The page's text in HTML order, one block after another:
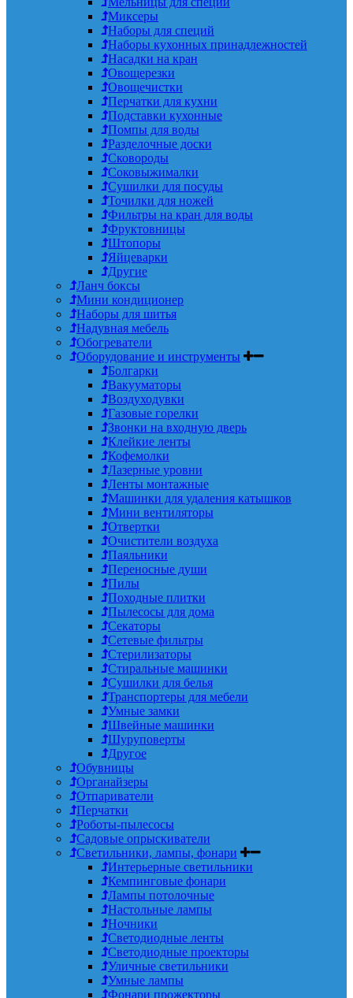
Миксеры
Наборы для специй
Наборы кухонных принадлежностей
Насадки на кран
Овощерезки
Овощечистки
Перчатки для кухни
Подставки кухонные
Помпы для воды
Разделочные доски
Сковороды
Соковыжималки
Сушилки для посуды
Точилки для ножей
Фильтры на кран для воды
Фруктовницы
Штопоры
Яйцеварки
Другие
Ланч боксы
Мини кондиционер
Наборы для шитья
Надувная мебель
Обогреватели
Оборудование и инструменты
Болгарки
Вакууматоры
Воздуходувки
Газовые горелки
Звонки на входную дверь
Клейкие ленты
Кофемолки
Лазерные уровни
Ленты монтажные
Машинки для удаления катышков
Мини вентиляторы
Отвертки
Очистители воздуха
Паяльники
Переносные души
Пилы
Походные плитки
Пылесосы для дома
Секаторы
Сетевые фильтры
Стерилизаторы
Стиральные машинки
Сушилки для белья
Транспортеры для мебели
Умные замки
Швейные машинки
Шуруповерты
Другое
Обувницы
Органайзеры
Отпариватели
Перчатки
Роботы-пылесосы
Садовые опрыскиватели
Светильники, лампы, фонари
Интерьерные светильники
Кемпинговые фонари
Лампы потолочные
Настольные лампы
Ночники
Светодиодные ленты
Светодиодные проекторы
Уличные светильники
Умные лампы
Фонари прожекторы